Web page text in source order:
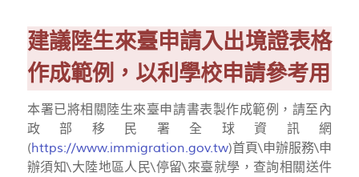
建議陸生來臺申請入出境證表格
作成範例，以利學校申請參考用
本署已將相關陸生來臺申請書表製作成範例，請至內
政部移民署全球資訊網
(https://www.immigration.gov.tw)首頁\申辦服務\申
辦須知\大陸地區人民\停留\來臺就學，查詢相關送件